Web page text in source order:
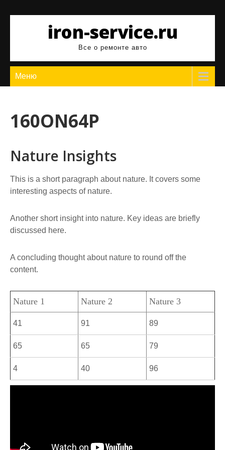
содержимомуiron-service.ru
Все о ремонте авто
Меню
160ON64P
Nature Insights
This is a short paragraph about nature. It covers some
interesting aspects of nature.
Another short insight into nature. Key ideas are briefly
discussed here.
A concluding thought about nature to round off the
content.
Nature 1 Nature 2 Nature 3
41 91 89
65 65 79
4 40 96